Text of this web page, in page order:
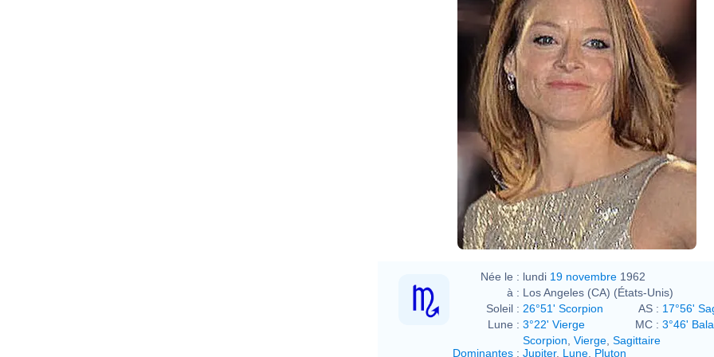
Née le : lundi 19 novembre 1962
à : Los Angeles (CA) (États-Unis)
Soleil : 26°51' Scorpion AS : 17°56'
Lune : 3°22' Vierge MC : 3°46'
Dominantes :
Scorpion Vierge Sagittaire
Jupiter, Lune Pluton